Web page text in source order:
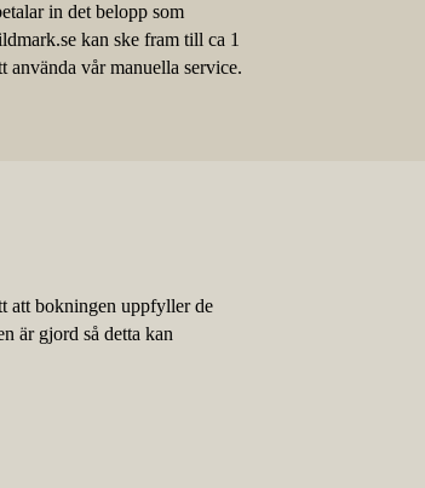
in det belopp som
kan ske fram till ca 1
använda vår manuella service.
att bokningen uppfyller de
är gjord så detta kan